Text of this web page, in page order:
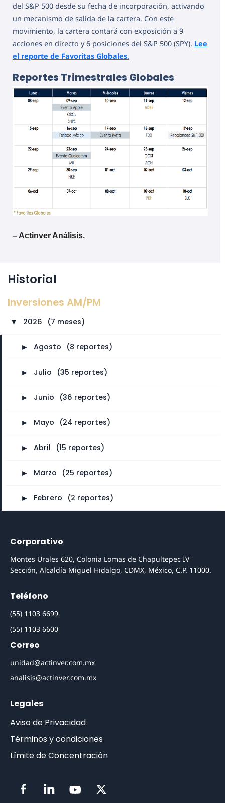
del S&P 500 desde su fecha de incorporación, activando
un mecanismo de salida de la cartera. Con este
movimiento, la cartera contará con exposición a 9
acciones en directo y 6 posiciones del S&P 500 (SPY). Lee
el reporte de Favoritas Globales.
Reportes Trimestrales Globales
– Actinver Análisis.
Historial
Inversiones AM/PM
► 2026 (7 meses)
► Agosto (8 reportes)
► Julio (35 reportes)
► Junio (36 reportes)
► Mayo (24 reportes)
► Abril (15 reportes)
► Marzo (25 reportes)
► Febrero (2 reportes)
Corporativo
Montes Urales 620, Colonia Lomas de Chapultepec IV
Sección, Alcaldía Miguel Hidalgo, CDMX, México, C.P. 11000.
Teléfono
(55) 1103 6699
(55) 1103 6600
Correo
unidad@actinver.com.mx
analisis@actinver.com.mx
Legales
Aviso de Privacidad
Términos y condiciones
Límite de Concentración